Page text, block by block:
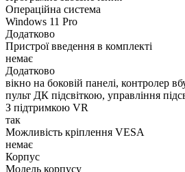
Операційна система
Windows 11 Pro
Додатково
Пристрої введення в комплекті
немає
Додатково
вікно на боковій панелі, контролер
пульт ДК підсвіткою, управління
З підтримкою VR
так
Можливість кріплення VESA
немає
Корпус
Модель корпусу